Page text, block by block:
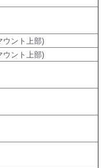
ウント上部)
ウント上部)